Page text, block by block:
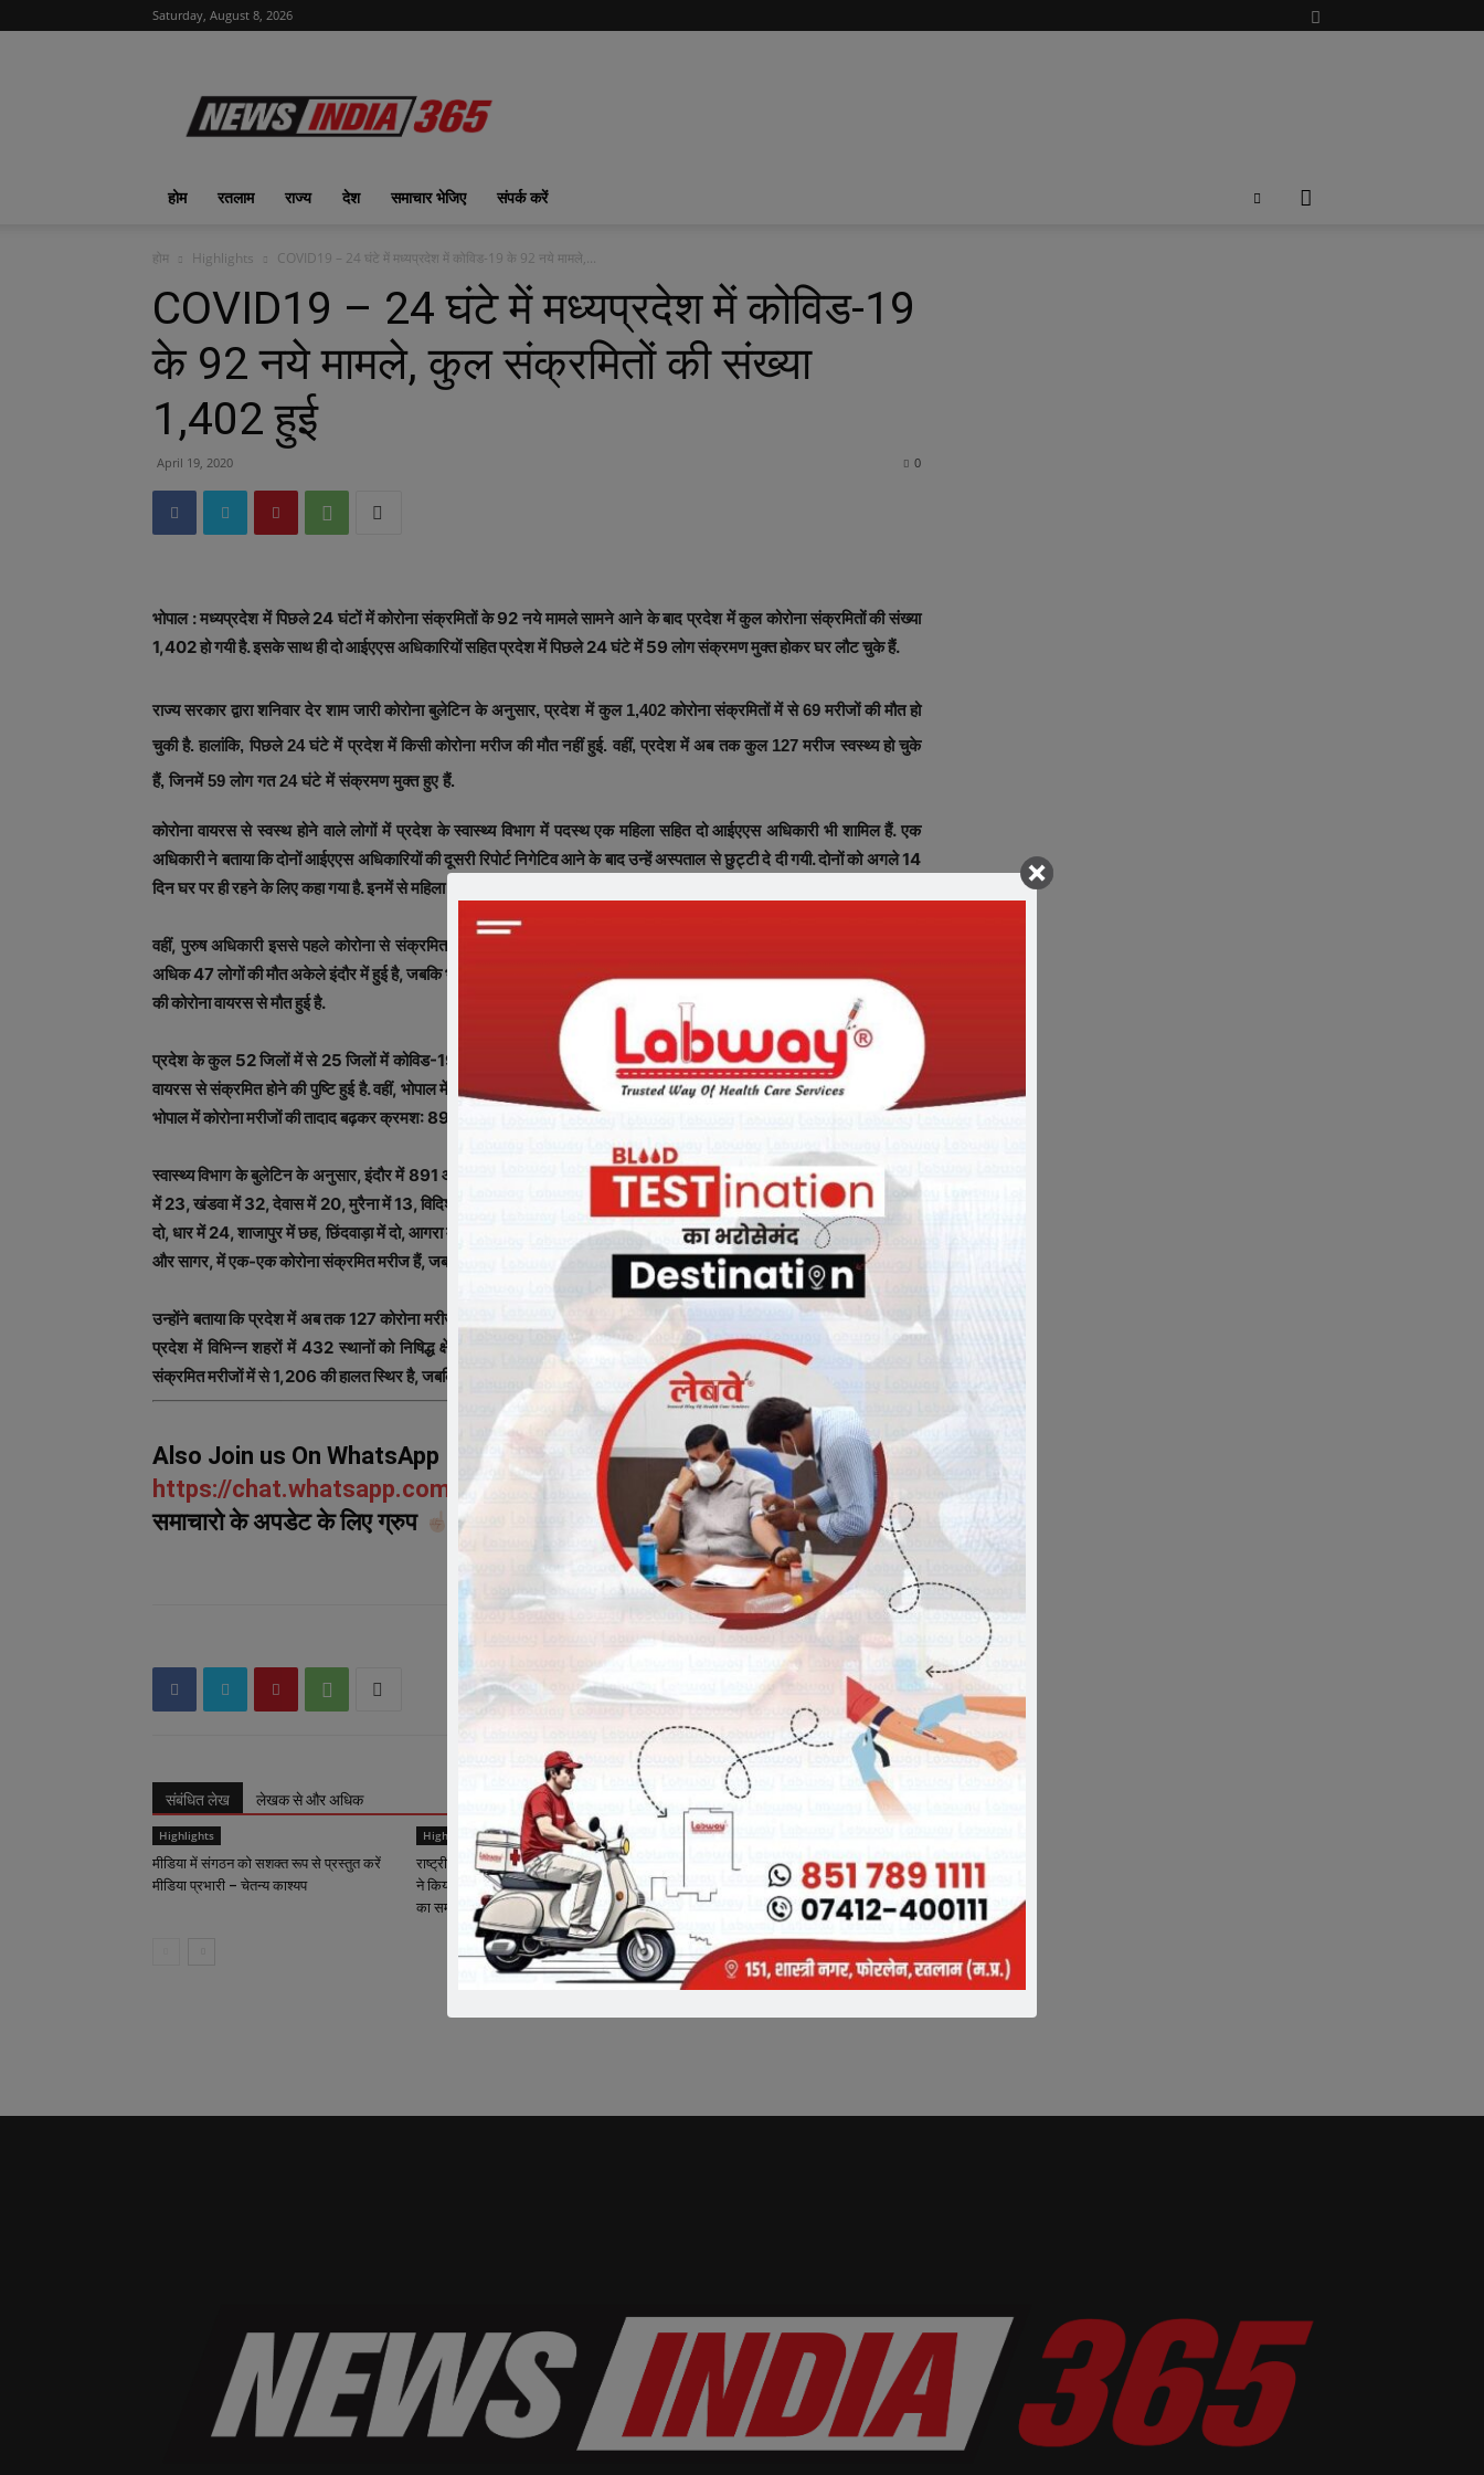
Saturday, August 8, 2026
India
365
|
का
फीवर
होम रतलाम राज्य देश समाचार भेजिए संपर्क करें
होम Highlights COVID19 – 24 घंटे में मध्यप्रदेश में कोविड-19 के 92 नये मामले,...
COVID19 – 24 घंटे में मध्यप्रदेश में कोविड-19
के 92 नये मामले, कुल संक्रमितों की संख्या
1,402 हुई
April 19, 2020 0
भोपाल : मध्यप्रदेश में पिछले 24 घंटों में कोरोना संक्रमितों के 92 नये मामले सामने आने के बाद प्रदेश में कुल कोरोना संक्रमितों की संख्या
1,402 हो गयी है. इसके साथ ही दो आईएएस अधिकारियों सहित प्रदेश में पिछले 24 घंटे में 59 लोग संक्रमण मुक्त होकर घर लौट चुके हैं.
राज्य सरकार द्वारा शनिवार देर शाम जारी कोरोना बुलेटिन के अनुसार, प्रदेश में कुल 1,402 कोरोना संक्रमितों में से 69 मरीजों की मौत हो
चुकी है. हालांकि, पिछले 24 घंटे में प्रदेश में किसी कोरोना मरीज की मौत नहीं हुई. वहीं, प्रदेश में अब तक कुल 127 मरीज स्वस्थ्य हो चुके
हैं, जिनमें 59 लोग गत 24 घंटे में संक्रमण मुक्त हुए हैं.
कोरोना वायरस से स्वस्थ होने वाले लोगों में प्रदेश के स्वास्थ्य विभाग में पदस्थ एक महिला सहित दो आईएएस अधिकारी भी शामिल हैं. एक
अधिकारी ने बताया कि दोनों आईएएस अधिकारियों की दूसरी रिपोर्ट निगेटिव आने के बाद उन्हें अस्पताल से छुट्टी दे दी गयी. दोनों को अगले 14
दिन घर पर ही रहने के लिए कहा गया है. इनमें से महिला आईएएस अधिकारी चार अप्रैल को जांच में संक्रमित पायी गयी थीं.
वहीं, पुरुष अधिकारी इससे पहले कोरोना से संक्रमित पाये गये थे. प्रदेश के स्वास्थ्य अधिकारी ने बताया कि प्रदेश में कोविड-19 से सबसे
अधिक 47 लोगों की मौत अकेले इंदौर में हुई है, जबकि भोपाल और उज्जैन में छह-छह, देवास में पांच, खरगोन में चार तथा छिंदवाड़ा में एक व्यक्ति
की कोरोना वायरस से मौत हुई है.
प्रदेश के कुल 52 जिलों में से 25 जिलों में कोविड-19 मरीज मिले हैं. अधिकारी ने बताया कि पिछले 24 घंटों में इंदौर में 49 लोगों के कोरोना
वायरस से संक्रमित होने की पुष्टि हुई है. वहीं, भोपाल में कोरोना वायरस से संक्रमण के 16 नये मामले सामने आये हैं. इसके साथ ही इन्दौर और
भोपाल में कोरोना मरीजों की तादाद बढ़कर क्रमश: 891 और 213 हो गयी है.
स्वास्थ्य विभाग के बुलेटिन के अनुसार, इंदौर में 891 और भोपाल में 213 के अलावा खरगोन में 47, उज्जैन में 23, बड़वानी में 26, होशंगाबाद
में 23, खंडवा में 32, देवास में 20, मुरैना में 13, विदिशा में 13, रतलाम में 12/13, जबलपुर में 16, रायसेन में सात, मंदसौर में नौ, ग्वालियर में
दो, धार में 24, शाजापुर में छह, छिंदवाड़ा में दो, आगरा मालवा में पांच, अलीराजपुर में पांच, श्योपुर में पांच, शिवपुरी और बैतूल में दो- दो, टीकमगढ़
और सागर, में एक-एक कोरोना संक्रमित मरीज हैं, जबकि एक कोरोना मरीज अन्य राज्य से है.
उन्होंने बताया कि प्रदेश में अब तक 127 कोरोना मरीज स्वस्थ्य हो चुके हैं. इनमें इंदौर के 71 और भोपाल के 31 लोग शामिल हैं. इसके साथ ही
प्रदेश में विभिन्न शहरों में 432 स्थानों को निषिद्ध क्षेत्र घोषित किया गया है. प्रदेश के स्वास्थ्य बुलेटिन के के अनुसार, प्रदेश में कोरोना
संक्रमित मरीजों में से 1,206 की हालत स्थिर है, जबकि 37 के हालत गंभीर बनी हुई है.
Also Join us On WhatsApp
https://chat.whatsapp.com/FJHYEupjkxUFgnkAuXWOLq
समाचारो के अपडेट के लिए ग्रुप
को ज्वाइन करे|
संबंधित लेख लेखक से और अधिक
Highlights
मीडिया में संगठन को सशक्त रूप से प्रस्तुत करें
मीडिया प्रभारी – चेतन्य काश्यप
Highlights
राष्ट्रीय कार्याध्यक्ष व कैबिनेट मंत्री चेतन्य काश्यप
ने किया क्रीड़ा-भारती की अन्तर प्रान्तीय बैठक
का समापन
Breaking News
भारतीय जनता पार्टी रतलाम जिले में नई
जिम्मेदारियों का ऐलान, भाजपा मे मीडिया प्रभारी
व सहप्रभारी की नियुक्ति